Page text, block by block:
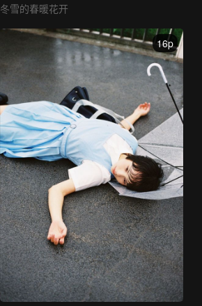
冬雪的春暖花开
16p